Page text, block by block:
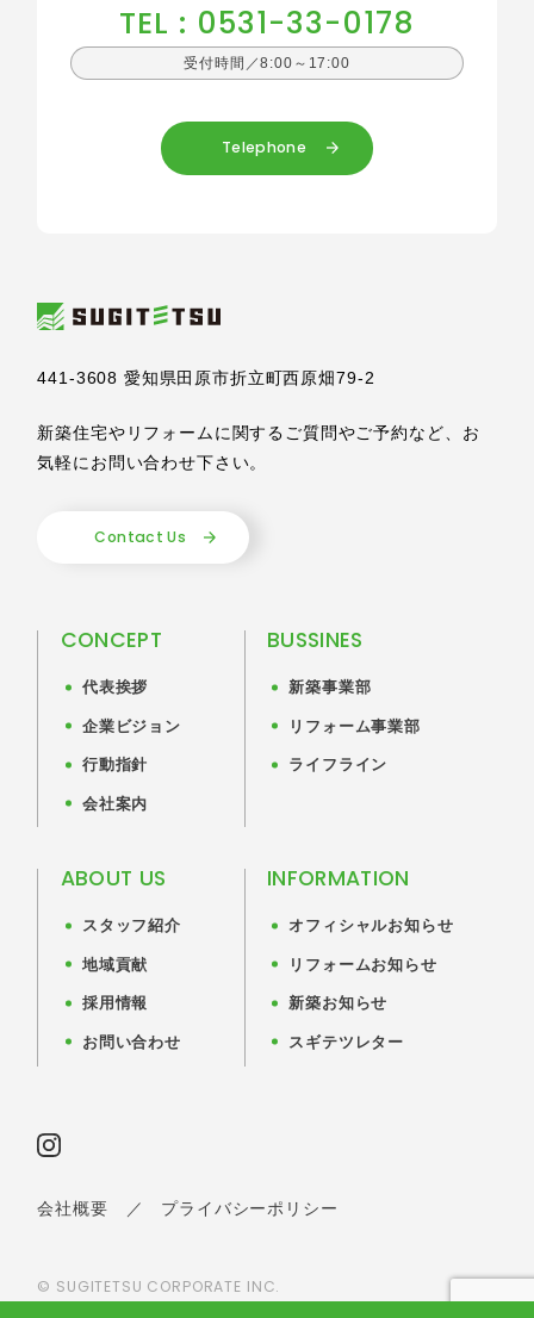
TEL : 0531-33-0178
受付時間／8:00～17:00
Telephone
441-3608 愛知県田原市折立町西原畑79-2
新築住宅やリフォームに関するご質問やご予約など、 お
気軽にお問い合わせ下さい。
Contact Us
CONCEPT
代表挨拶
企業ビジョン
行動指針
会社案内
BUSSINES
新築事業部
リフォーム事業部
ライフライン
ABOUT US
スタッフ紹介
地域貢献
採用情報
お問い合わせ
INFORMATION
オフィシャルお知らせ
リフォームお知らせ
新築お知らせ
スギテツレター
会社概要 ／ プライバシーポリシー
© SUGITETSU CORPORATE INC.